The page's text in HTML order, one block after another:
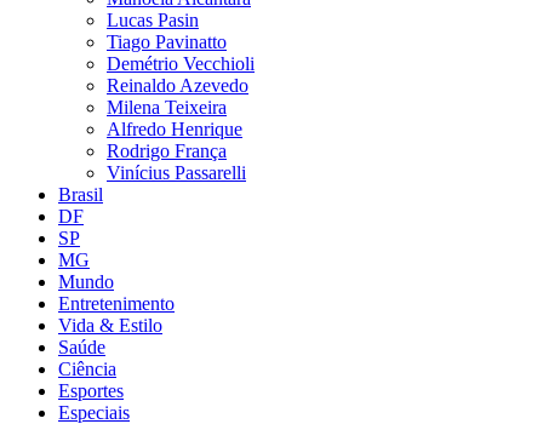
Lucas Pasin
Tiago Pavinatto
Demétrio Vecchioli
Reinaldo Azevedo
Milena Teixeira
Alfredo Henrique
Rodrigo França
Vinícius Passarelli
Brasil
DF
SP
MG
Mundo
Entretenimento
Vida & Estilo
Saúde
Ciência
Esportes
Especiais